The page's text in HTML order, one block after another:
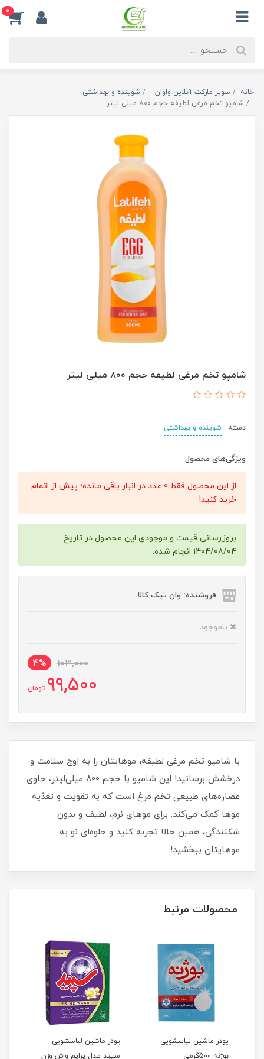
0
خانه سوپر مارکت آنلاین واوان
شوینده و بهداشتی
شامپو تخم مرغی لطیفه حجم ۸۰۰ میلی لیتر
شامپو تخم مرغی لطیفه حجم ۸۰۰ میلی لیتر
دسته : شوینده و بهداشتی
ویژگی‌های محصول
از این محصول فقط 0 عدد در انبار باقی مانده؛ پیش از اتمام
خرید کنید!
بروزرسانی قیمت و موجودی این محصول در تاریخ
1404/08/04 انجام شده.
فروشنده: وان تیک کالا
ناموجود
103,000
4%
99,500 تومان
با شامپو تخم مرغی لطیفه، موهایتان را به اوج سلامت و
درخشش برسانید! این شامپو با حجم ۸۰۰ میلی‌لیتر، حاوی
عصاره‌های طبیعی تخم مرغ است که به تقویت و تغذیه
موها کمک می‌کند. برای موهای نرم، لطیف و بدون
شکنندگی، همین حالا تجربه کنید و جلوه‌ای نو به
موهایتان ببخشید!
محصولات مرتبط
پودر ماشین لباسشویی
بوژنه 500گرمی
پودر ماشین لباسشویی
سپید مدل پرایم واش وزن